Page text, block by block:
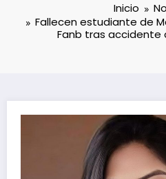
Inicio
Fallecen estudiante de
Fanb tras accidente